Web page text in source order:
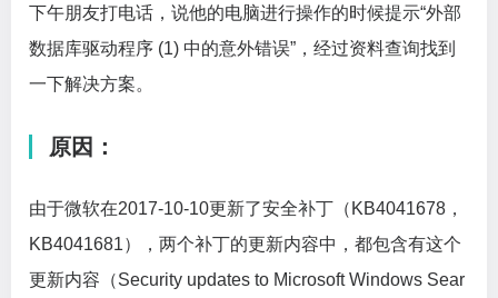
下午朋友打电话，说他的电脑进行操作的时候提示“外部
数据库驱动程序 (1) 中的意外错误”，经过资料查询找到
一下解决方案。
原因：
由于微软在2017-10-10更新了安全补丁（KB4041678，
KB4041681），两个补丁的更新内容中，都包含有这个
更新内容（Security updates to Microsoft Windows Sear